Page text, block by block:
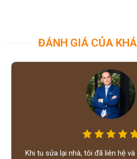
ĐÁNH GIÁ CỦA
Khi tu sửa lại nhà, tôi đã liên hệ